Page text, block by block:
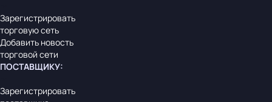
Зарегистрировать
торговую сеть
Добавить новость
торговой сети
ПОСТАВЩИКУ:
Зарегистрировать